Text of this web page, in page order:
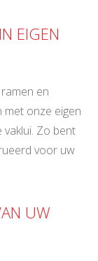
EIGEN
en
met onze eigen
Zo bent
voor uw
UW